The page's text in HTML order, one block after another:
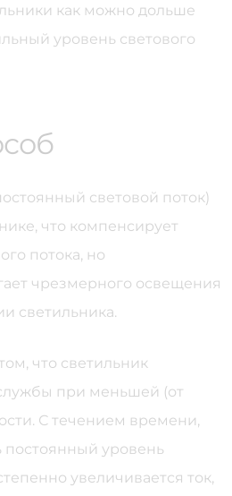
как можно дольше
уровень светового
световой поток)
что компенсирует
потока, но
чрезмерного освещения
светильника.
что светильник
при меньшей (от
С течением времени,
уровень
увеличивается ток,